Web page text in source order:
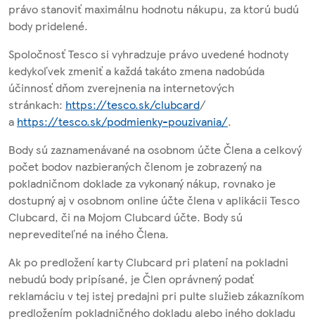
právo stanoviť maximálnu hodnotu nákupu, za ktorú budú
body pridelené.
Spoločnosť Tesco si vyhradzuje právo uvedené hodnoty
kedykoľvek zmeniť a každá takáto zmena nadobúda
účinnosť dňom zverejnenia na internetových
stránkach: https://tesco.sk/clubcard/
a https://tesco.sk/podmienky-pouzivania/.
Body sú zaznamenávané na osobnom účte Člena a celkový
počet bodov nazbieraných členom je zobrazený na
pokladničnom doklade za vykonaný nákup, rovnako je
dostupný aj v osobnom online účte člena v aplikácii Tesco
Clubcard, či na Mojom Clubcard účte. Body sú
neprevediteľné na iného Člena.
Ak po predložení karty Clubcard pri platení na pokladni
nebudú body pripísané, je Člen oprávnený podať
reklamáciu v tej istej predajni pri pulte služieb zákazníkom
predložením pokladničného dokladu alebo iného dokladu